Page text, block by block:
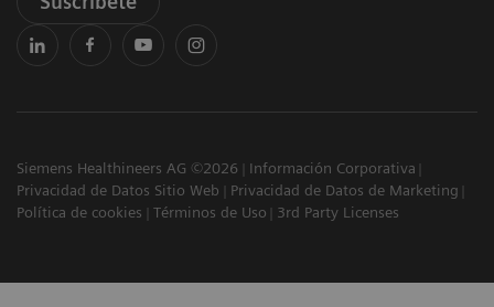
Siemens Healthineers AG ©2026
Información Corporativa
Privacidad de Datos Sitio Web
Privacidad de Datos de Marketing
Política de cookies
Términos de Uso 3rd Party Licenses